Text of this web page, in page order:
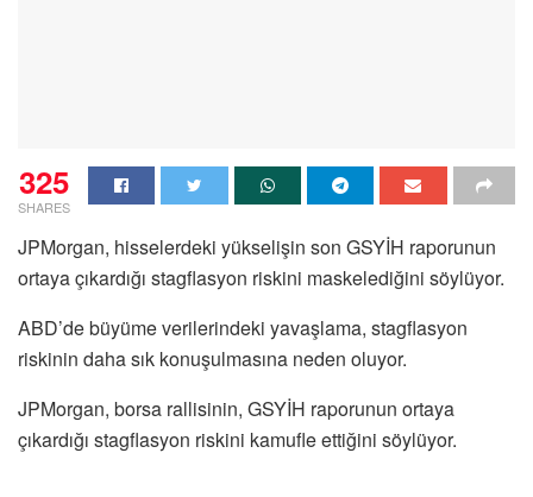
325
SHARES
JPMorgan, hisselerdeki yükselişin son GSYİH raporunun
ortaya çıkardığı stagflasyon riskini maskelediğini söylüyor.
ABD’de büyüme verilerindeki yavaşlama, stagflasyon
riskinin daha sık konuşulmasına neden oluyor.
JPMorgan, borsa rallisinin, GSYİH raporunun ortaya
çıkardığı stagflasyon riskini kamufle ettiğini söylüyor.